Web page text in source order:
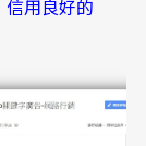
信用良好的